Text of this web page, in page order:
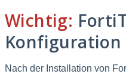
Wichtig:
Konfiguration
Nach der Installation von